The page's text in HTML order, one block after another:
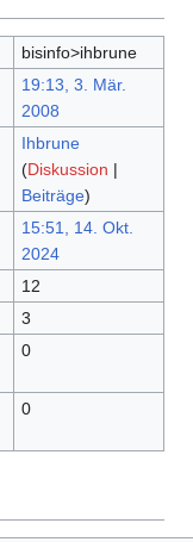
bisinfo>ihbrune
19:13, 3. Mär.
2008
Ihbrune
(Diskussion |
Beiträge)
15:51, 14. Okt.
2024
12
3
0
0